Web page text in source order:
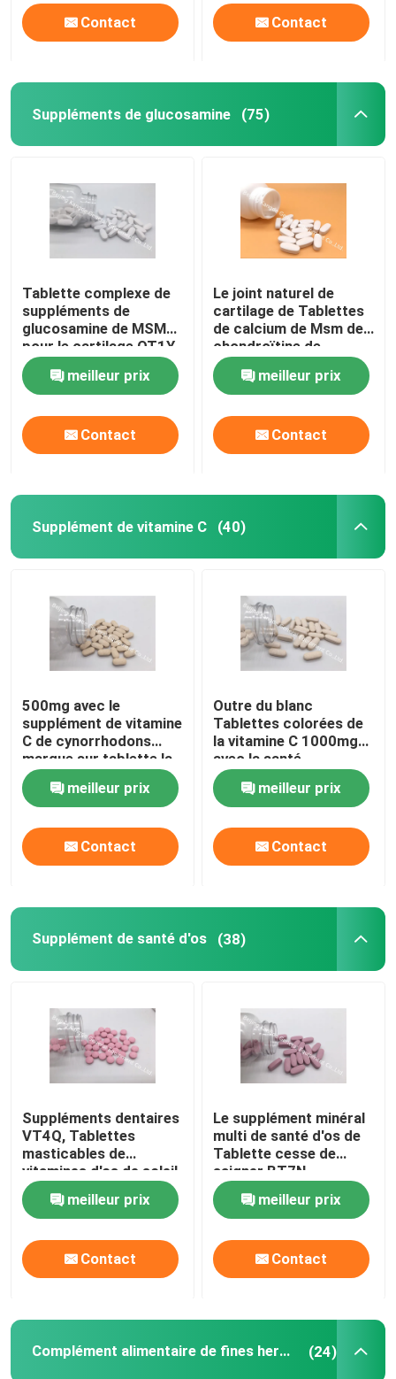
Contact Contact
Suppléments de glucosamine (75)
Tablette complexe de
suppléments de
glucosamine de MSM
pour le cartilage OT1Y
de santé de joints
meilleur prix
Contact
Le joint naturel de
cartilage de Tablettes
de calcium de Msm de
chondroïtine de
glucosamine complète
GT4J meilleur prix
Contact
Supplément de vitamine C (40)
500mg avec le
supplément de vitamine
C de cynorrhodons
marque sur tablette la
protection
antioxydante CTDA de
santé immunisée
meilleur prix
Contact
Outre du blanc
Tablettes colorées de
la vitamine C 1000mg
avec la santé
immunisée CT1D de
Tablette des
cynorrhodons 30mg
meilleur prix
Contact
Supplément de santé d'os (38)
Suppléments dentaires
VT4Q, Tablettes
masticables de
vitamines d'os de soleil
de santé de la vitamine
D
meilleur prix
Contact
Le supplément minéral
multi de santé d'os de
Tablette cesse de
saigner BT7N
meilleur prix
Contact
Complément alimentaire de fines herbes (24)